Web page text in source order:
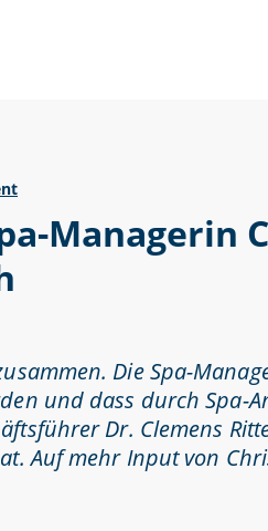
Managerin
Die Spa-
und dass durch Spa-
Dr. Clemens
Auf mehr Input von